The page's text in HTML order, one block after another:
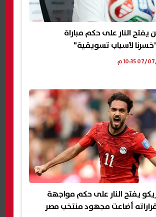
النار على حكم مباراة
"خسرنا لأسباب تسويقية"
يفتح النار على حكم مواجهة
قراراته أضاعت مجهود منتخب مصر